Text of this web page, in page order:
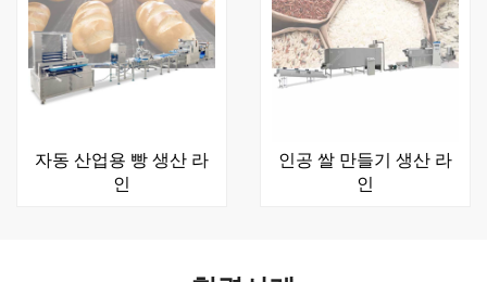
자동 산업용 빵 생산 라
인
인공 쌀 만들기 생산 라
인